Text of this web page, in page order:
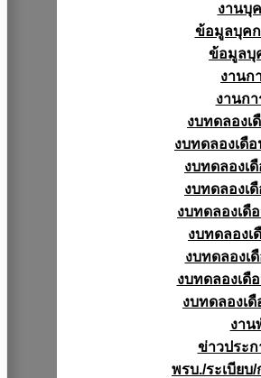
งานบุ
ข้อมูลบุคก
ข้อมูลบุ
งานก
งานก
งบทดลองเ
งบทดลองเดื
งบทดลองเ
งบทดลองเ
งบทดลองเดื
งบทดลอง
งบทดลองเ
งบทดลองเดื
งบทดลองเ
งาน
ข่าวประ
พรบ./ระเบียบ